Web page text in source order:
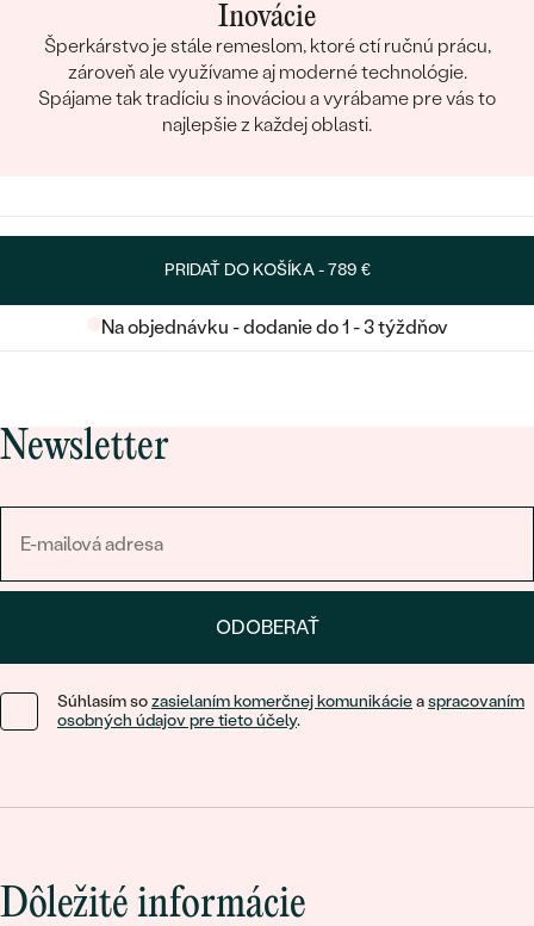
Inovácie
Šperkárstvo je stále remeslom, ktoré ctí ručnú prácu,
zároveň ale využívame aj moderné technológie.
Spájame tak tradíciu s inováciou a vyrábame pre vás to
najlepšie z každej oblasti.
PRIDAŤ DO KOŠÍKA -789 €
Na objednávku - dodanie do 1 - 3 týždňov
Newsletter
ODOBERAŤ
Súhlasím sozasielaním komerčnej komunikácieaspracovaním
osobných údajov pre tieto účely.
Dôležité informácie